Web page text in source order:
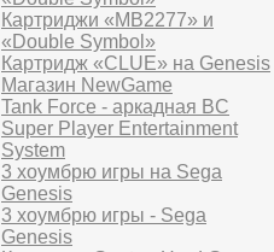
Картриджи «MB2277» и
«Double Symbol»
Картридж «CLUE» на Genesis
Магазин NewGame
Tank Force - аркадная BC
Super Player Entertainment
System
3 хоумбрю игры на Sega
Genesis
3 хоумбрю игры - Sega
Genesis